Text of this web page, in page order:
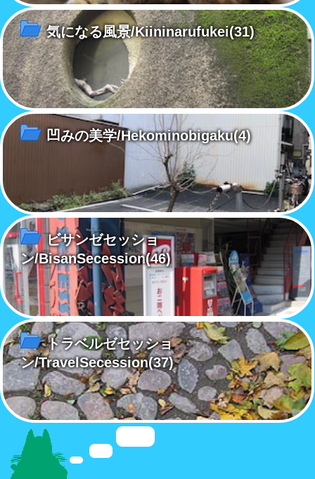
気になる風景/Kiininarufukei(31)
凹みの美学/Hekominobigaku(4)
ビサンゼセッショ
ン/BisanSecession(46)
トラベルゼセッショ
ン/TravelSecession(37)